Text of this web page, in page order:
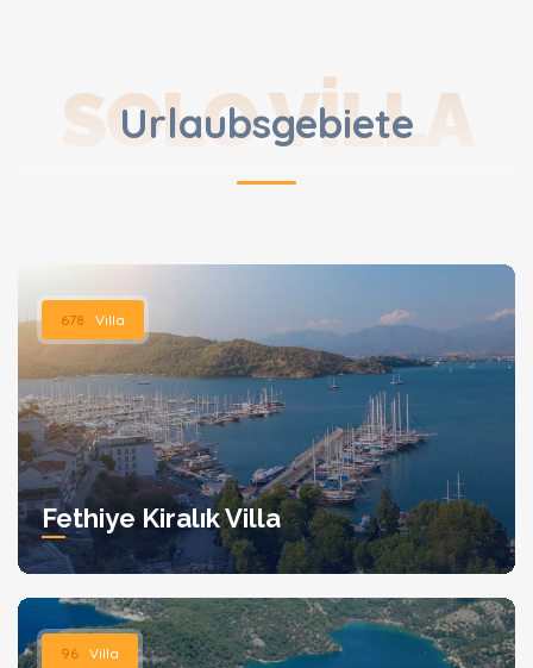
Urlaubsgebiete
SOLO VILLA
678 Villa
Fethiye Kiralık Villa
96 Villa